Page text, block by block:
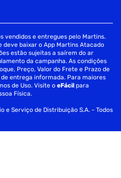
Do Marca-Texto Cis Lumini
Para Garantir Que O
Legível.
vendidos e entregues pelo Martins.
baixar o App Martins Atacado
estão sujeitas a saírem do ar
da campanha. As condições
Preço, Valor do Frete e Prazo de
entrega informada. Para maiores
de Uso. Visite oeFácil para
Física.
e Serviço de Distribuição S.A. - Todos